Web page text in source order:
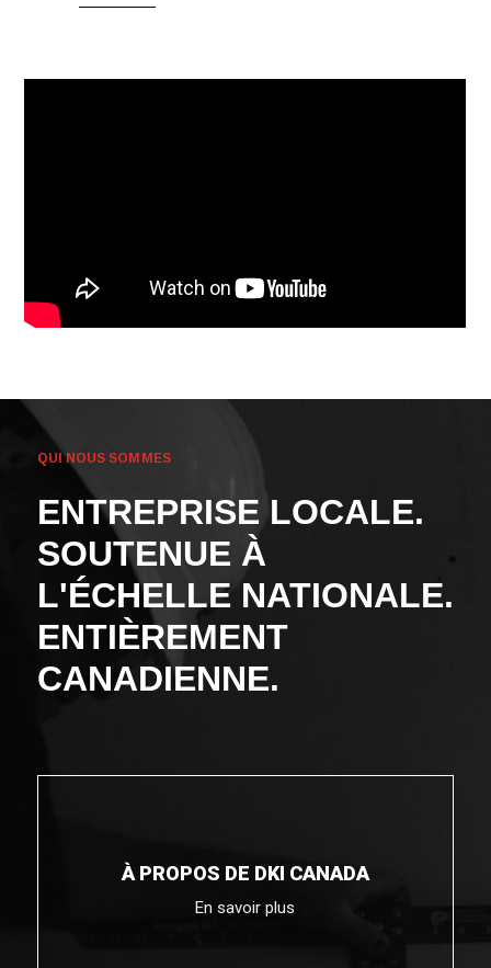
Video
QUI NOUS SOMMES
ENTREPRISE LOCALE.
SOUTENUE À
L'ÉCHELLE NATIONALE.
ENTIÈREMENT
CANADIENNE.
À PROPOS DE DKI CANADA
En savoir plus